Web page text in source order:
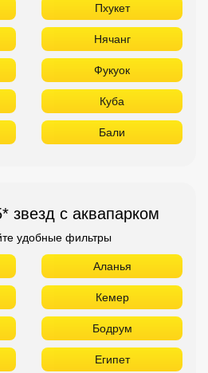
Пхукет
Нячанг
Фукуок
Куба
Бали
звезд с аквапарком
удобные фильтры
Аланья
Кемер
Бодрум
Египет